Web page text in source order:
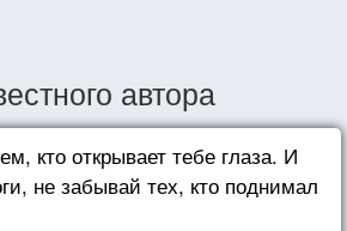
автора
кто открывает тебе глаза. И
не забывай тех, кто поднимал